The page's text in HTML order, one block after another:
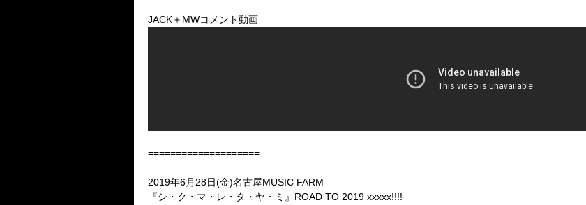
JACK＋MWコメント動画
====================
2019年6月28日(金)名古屋MUSIC FARM
『シ・ク・マ・レ・タ・ヤ・ミ』ROAD TO 2019 xxxxx!!!!